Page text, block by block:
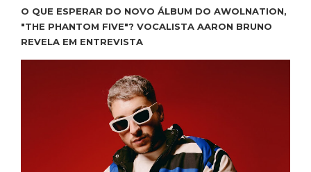
O QUE ESPERAR DO NOVO ÁLBUM DO AWOLNATION,
"THE PHANTOM FIVE"? VOCALISTA AARON BRUNO
REVELA EM ENTREVISTA